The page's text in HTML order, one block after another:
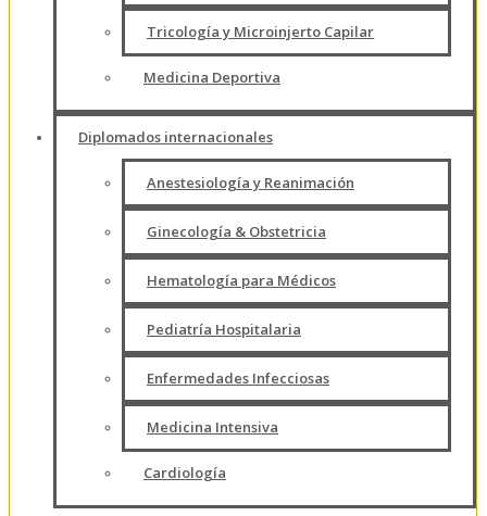
Tricología y Microinjerto Capilar
Medicina Deportiva
Diplomados internacionales
Anestesiología y Reanimación
Ginecología & Obstetricia
Hematología para Médicos
Pediatría Hospitalaria
Enfermedades Infecciosas
Medicina Intensiva
Cardiología